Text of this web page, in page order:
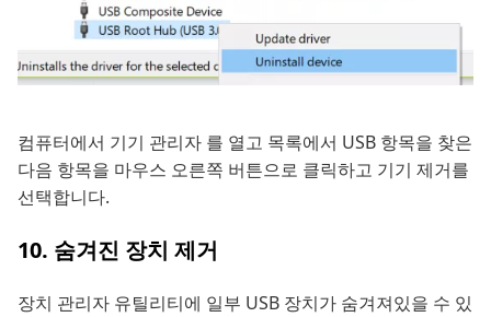
컴퓨터에서 기기 관리자 를 열고 목록에서 USB 항목을 찾은
다음 항목을 마우스 오른쪽 버튼으로 클릭하고 기기 제거를
선택합니다.
10. 숨겨진 장치 제거
장치 관리자 유틸리티에 일부 USB 장치가 숨겨져있을 수 있